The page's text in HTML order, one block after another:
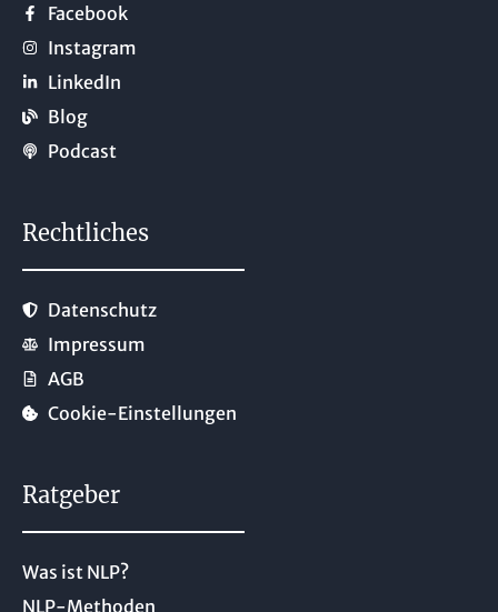
Facebook
Instagram
LinkedIn
Blog
Podcast
Rechtliches
Datenschutz
Impressum
AGB
Cookie-Einstellungen
Ratgeber
Was ist NLP?
NLP-Methoden